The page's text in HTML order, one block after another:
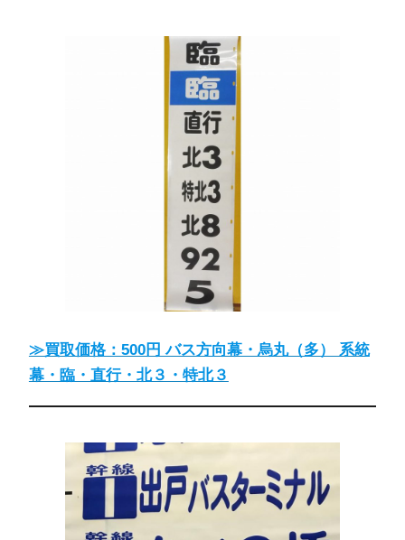
≫買取価格：500円 バス方向幕・烏丸（多） 系統
幕・臨・直行・北３・特北３